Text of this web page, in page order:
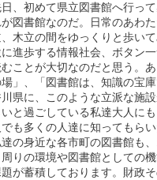
、初めて県立図書館へ行って
が図書館なのだ。日常のあわ
、木立の間をゆっくりと歩い
進歩する情報社会、ボタン
むことが大切なのだと思う。
」、「図書館は、知識の宝庫
県に、このような立派な施
と過ごしている私達大人に
も多くの人達に知ってもらい
の身近な各市町の図書館も
りの環境や図書館としての
が蓄積しております。財政